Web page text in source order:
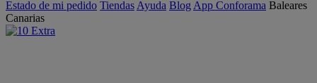
Estado de mi pedido Tiendas Ayuda Blog App Conforama Baleares
Canarias